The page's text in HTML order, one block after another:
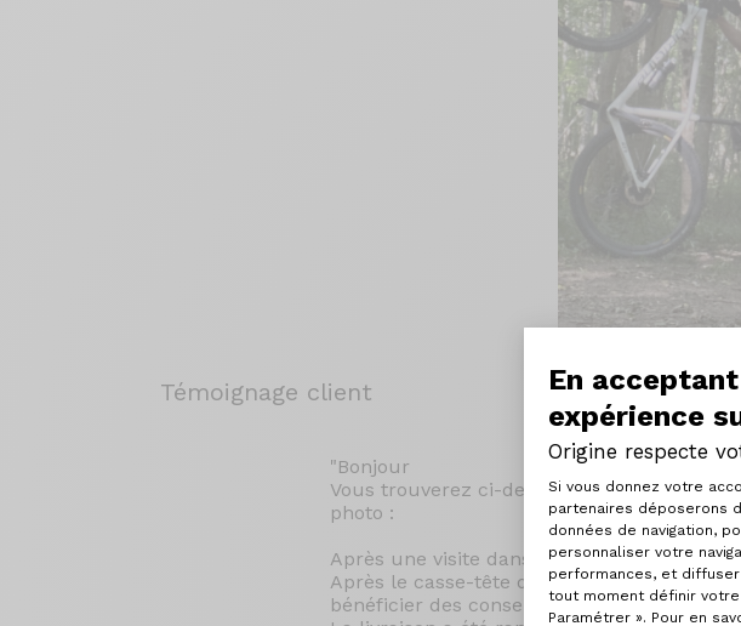
En
expérience
Origine respecte
Plateforme
Si vous donnez votre
partenaires déposerons
données de navigation,
personnaliser votre
performances, et
tout moment définir
Paramétrer ». Pour en
Témoignage client
"Bonjour
Vous trouverez ci-dessous notre
photo :
Après une visite dans les ateliers, nous
Après le casse-tête du choix de la
bénéficier des conseils de Fabien pour